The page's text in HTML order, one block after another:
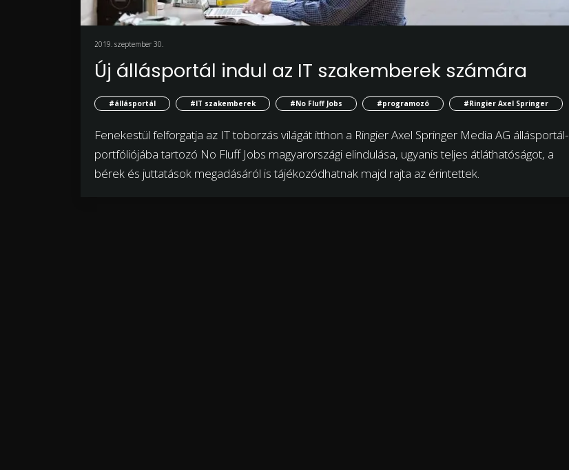
2019. szeptember 30.
Új állásportál indul az IT szakemberek számára
#állásportál #IT szakemberek #No Fluff Jobs #programozó #Ringier Axel Springer
Fenekestül felforgatja az IT toborzás világát itthon a Ringier Axel Springer Media AG állásportál-
portfóliójába tartozó No Fluff Jobs magyarországi elindulása, ugyanis teljes átláthatóságot, a
bérek és juttatások megadásáról is tájékozódhatnak majd rajta az érintettek.